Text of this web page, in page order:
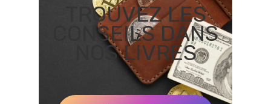
TROUVEZ LES
CONSEILS DANS
NOS LIVRES